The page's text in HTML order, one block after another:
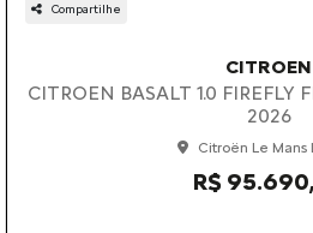
Compartilhe
CITROEN
CITROEN BASALT 1.0 FIREFLY
2026
Citroën Le Mans
R$